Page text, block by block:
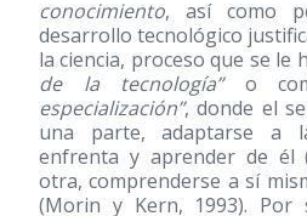
conocimiento, así como
desarrollo tecnológico
la ciencia, proceso que se le
de la tecnología”o
especialización”, donde el
una parte, adaptarse a
enfrenta y aprender de él
otra, comprenderse a sí
(Morin y Kern, 1993). Por